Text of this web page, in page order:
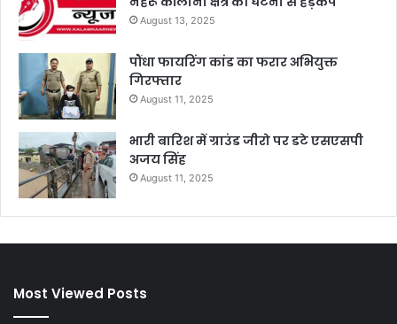
August 13, 2025
पौंधा फायरिंग कांड का फरार अभियुक्त
गिरफ्तार
August 11, 2025
भारी बारिश में ग्राउंड जीरो पर डटे एसएसपी
अजय सिंह
August 11, 2025
Most Viewed Posts